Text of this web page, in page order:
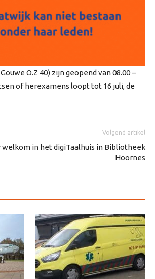
O.Z 40) zijn geopend van 08.00 –
of herexamens loopt tot 16 juli, de
Volgend artikel
welkom in het digiTaalhuis in Bibliotheek
Hoornes